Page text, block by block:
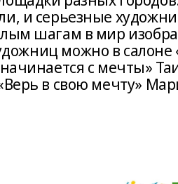
и серьезные
шагам в мир
можно в
с мечты»
в свою мечту»